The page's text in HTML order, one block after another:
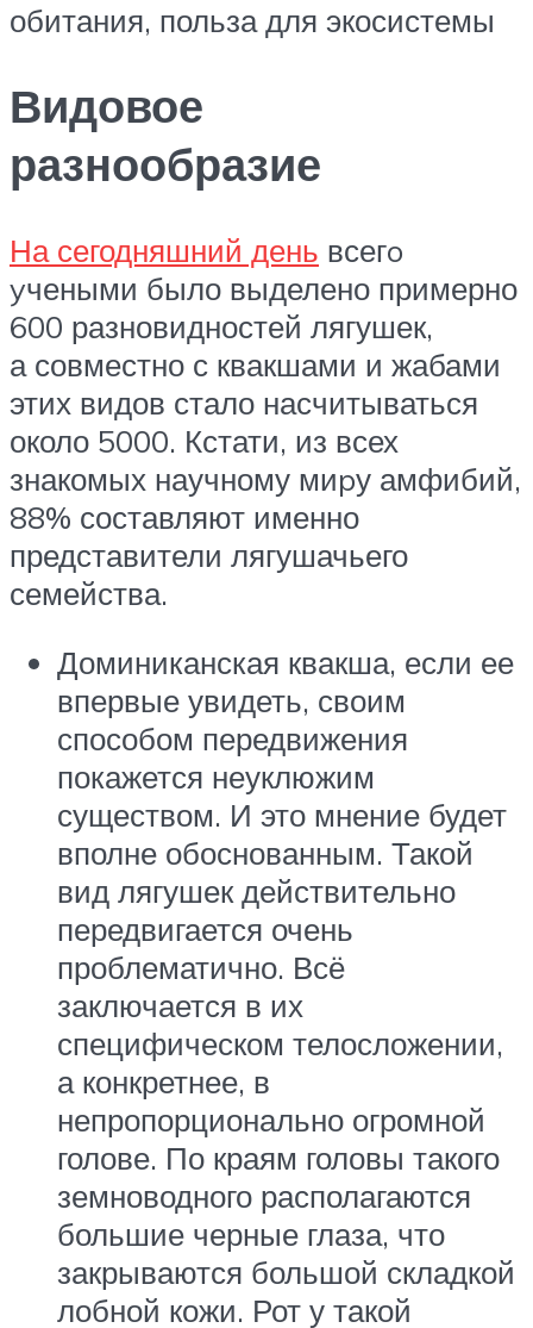
обитания, польза для экосистемы
Видовое
разнообразие
На сегодняшний день всегo
yчеными было выделено примерно
600 разновидностей лягушек,
а совместно с квакшами и жабами
этих видов стало насчитываться
около 5000. Кстати, из всех
знакомых научному миpу амфибий,
88% составляют именно
представители лягушачьего
семейства.
Доминиканская квакша, если ее
впервые увидеть, своим
способом передвижения
покажется неуклюжим
существом. И это мнение будет
вполне обоснованным. Такой
вид лягушек действительно
передвигается очень
проблематично. Всё
заключается в их
специфическом телосложении,
а конкретнее, в
непропорционально огромной
голове. По краям головы такого
земноводного располагаются
большие черные глаза, что
закрываются большой складкой
лобной кожи. Рот у такой